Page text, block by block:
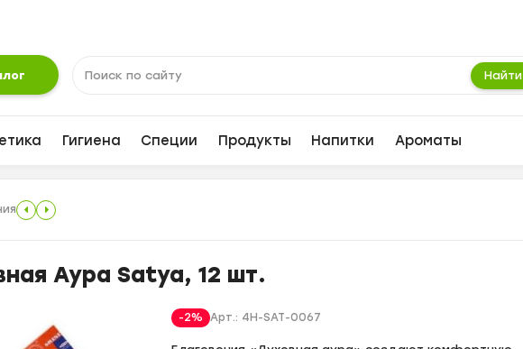
Найти
Гигиена Специи Продукты Напитки Ароматы
Аура Satya, 12 шт.
-2% Арт.: 4H-SAT-0067